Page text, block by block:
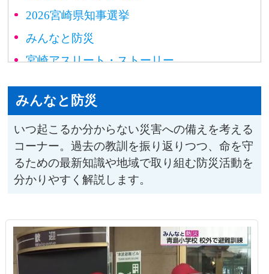
2026宮崎県知事選挙
みんなと防災
宮崎アスリート・ストーリー
宮崎ナゾ解き図鑑
ひなた動物だより
みやざき選挙ナビ
宮崎トレンド・ハンター
宮崎・事件事故ファイル
宮崎・健やかライフ
宮崎・食のたからばこ
みんなと防災
いつ起こるか分からない災害への備えを考える
コーナー。過去の教訓を振り返りつつ、命を守
るための最新知識や地域で取り組む防災活動を
分かりやすく解説します。